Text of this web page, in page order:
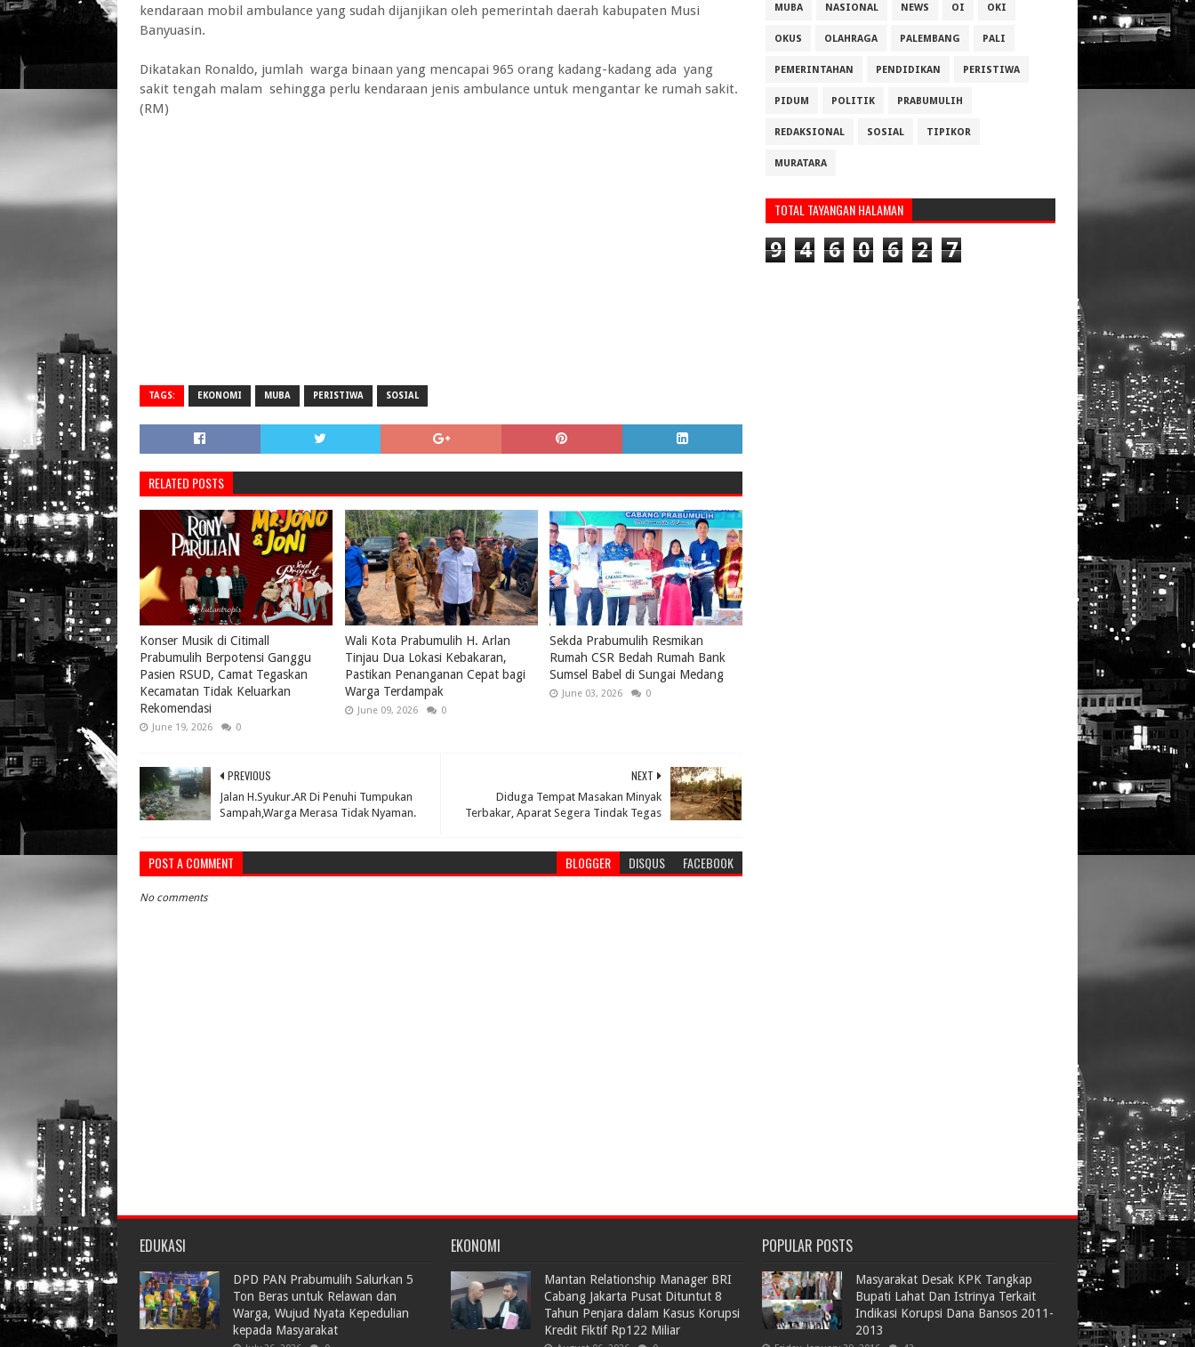
kendaraan mobil ambulance yang sudah dijanjikan oleh pemerintah daerah kabupaten Musi
Banyuasin.
Dikatakan Ronaldo, jumlah warga binaan yang mencapai 965 orang kadang-kadang ada yang
sakit tengah malam sehingga perlu kendaraan jenis ambulance untuk mengantar ke rumah sakit.
(RM)
TAGS: EKONOMI MUBA PERISTIWA SOSIAL
RELATED POSTS
Konser Musik di Citimall
Prabumulih Berpotensi Ganggu
Pasien RSUD, Camat Tegaskan
Kecamatan Tidak Keluarkan
Rekomendasi
June 19, 2026 0
Wali Kota Prabumulih H. Arlan
Tinjau Dua Lokasi Kebakaran,
Pastikan Penanganan Cepat bagi
Warga Terdampak
June 09, 2026 0
Sekda Prabumulih Resmikan
Rumah CSR Bedah Rumah Bank
Sumsel Babel di Sungai Medang
June 03, 2026 0
NEXT
Diduga Tempat Masakan Minyak
Terbakar, Aparat Segera Tindak Tegas
PREVIOUS
Jalan H.Syukur.AR Di Penuhi Tumpukan
Sampah,Warga Merasa Tidak Nyaman.
POST A COMMENT BLOGGER DISQUS FACEBOOK
No comments
MUBA NASIONAL NEWS OI OKI
OKUS OLAHRAGA PALEMBANG PALI
PEMERINTAHAN PENDIDIKAN PERISTIWA
PIDUM POLITIK PRABUMULIH
REDAKSIONAL SOSIAL TIPIKOR
MURATARA
TOTAL TAYANGAN HALAMAN
9 4 6 0 6 2 7
EDUKASI
DPD PAN Prabumulih Salurkan 5
Ton Beras untuk Relawan dan
Warga, Wujud Nyata Kepedulian
kepada Masyarakat
EKONOMI
Mantan Relationship Manager BRI
Cabang Jakarta Pusat Dituntut 8
Tahun Penjara dalam Kasus Korupsi
Kredit Fiktif Rp122 Miliar
POPULAR POSTS
Masyarakat Desak KPK Tangkap
Bupati Lahat Dan Istrinya Terkait
Indikasi Korupsi Dana Bansos 2011-
2013